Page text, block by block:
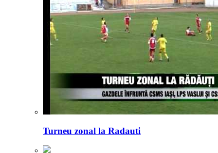
Turneu zonal la Radauti